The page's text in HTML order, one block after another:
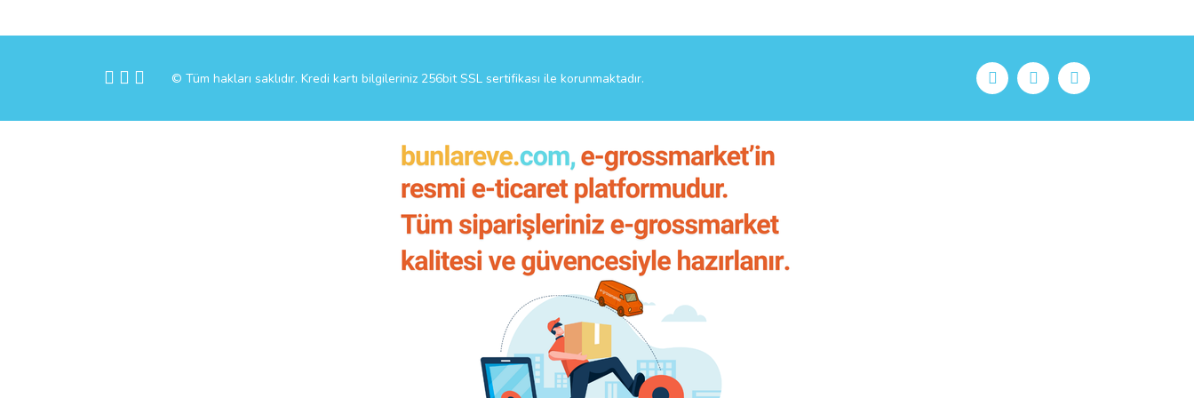
© Tüm hakları saklıdır. Kredi kartı bilgileriniz 256bit SSL sertifikası ile korunmaktadır.